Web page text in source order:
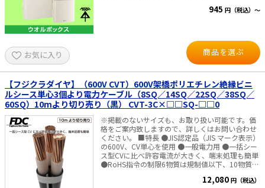
945 円（税込）～
お気に入り 商品を選ぶ
【フジクラダイヤ】（600V CVT）600V架橋ポリエチレン絶縁ビニ
ルシース単心3個より電力ケーブル（8SQ／14SQ／22SQ／38SQ／
60SQ）10mより切り売り（黒） CVT-3C×□□SQ-□□0
※掲載のないサイズも、お取り扱い可能です。価
格をご案内致しますので、詳しくはお問い合わせ
ください。 ■特長 ●JIS認定品（JIS マーク表示）
の600V、CV単心を使用 ●一般電力用 ●一括シー
ス型CVに比べ許容電流が大きく、端末処理も簡単
●RoHS指令の制限6物質は規制値以下、10物質対
クロム、水銀、カドミウム、PBB類、PBDE類
12,080 円（税込）